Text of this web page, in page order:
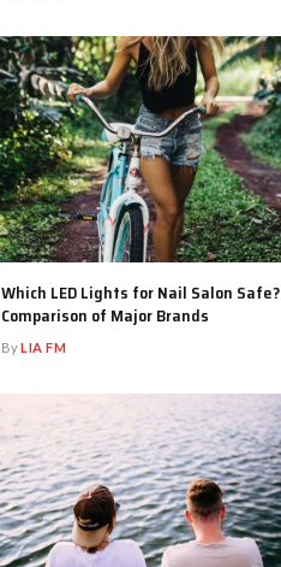
Which LED Lights for Nail Salon Safe?
Comparison of Major Brands
ByLIA FM